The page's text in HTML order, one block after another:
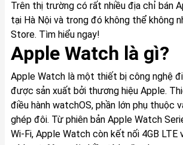
Trên thị trường có rất nhiều địa chỉ bán
tại Hà Nội và trong đó không thể không
Store. Tìm hiểu ngay!
Apple Watch là gì?
Apple Watch là một thiết bị công nghệ
được sản xuất bởi thương hiệu Apple.
điều hành watchOS, phần lớn phụ thuộc
ghép đôi. Từ phiên bản Apple Watch
Wi-Fi, Apple Watch còn kết nối 4GB LTE